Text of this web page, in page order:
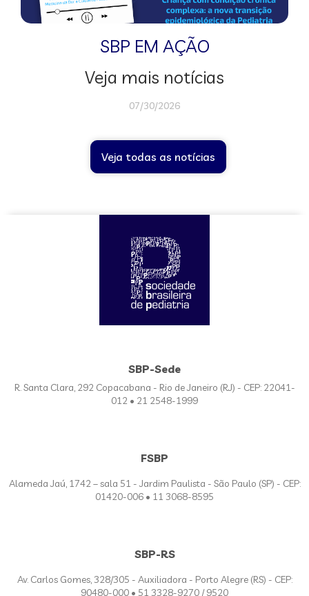
SBP EM AÇÃO
Veja mais notícias
07/30/2026
Veja todas as notícias
SBP-Sede
R. Santa Clara, 292 Copacabana - Rio de Janeiro (RJ) - CEP: 22041-
012 • 21 2548-1999
FSBP
Alameda Jaú, 1742 – sala 51 - Jardim Paulista - São Paulo (SP) - CEP:
01420-006 • 11 3068-8595
SBP-RS
Av. Carlos Gomes, 328/305 - Auxiliadora - Porto Alegre (RS) - CEP:
90480-000 • 51 3328-9270 / 9520